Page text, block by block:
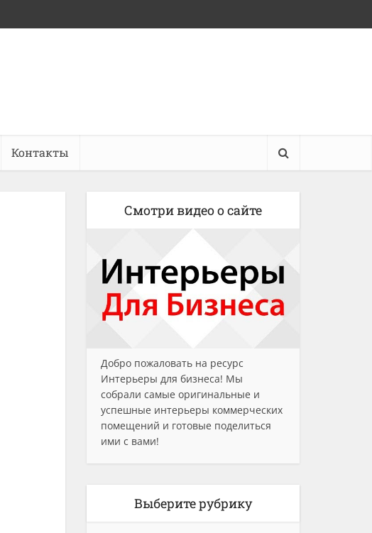
Контакты
Смотри видео о сайте
Добро пожаловать на ресурс
Интерьеры для бизнеса! Мы
собрали самые оригинальные и
успешные интерьеры коммерческих
помещений и готовые поделиться
ими с вами!
Выберите рубрику